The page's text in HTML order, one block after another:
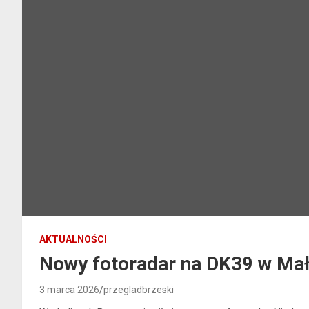
AKTUALNOŚCI
Nowy fotoradar na DK39 w
3 marca 2026 przegladbrzeski